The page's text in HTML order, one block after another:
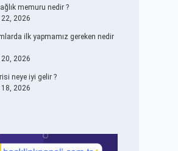
memuru nedir ?
2026
ilk yapmamız gereken nedir
2026
neye iyi gelir ?
2026